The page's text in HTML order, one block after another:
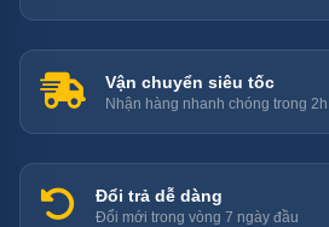
đa
15m
Chênh lệch
cao độ
12m
Vận chuyển siêu tốc
Nhận hàng nhanh chóng trong 2h
Đổi trả dễ dàng
Đổi mới trong vòng 7 ngày đầu